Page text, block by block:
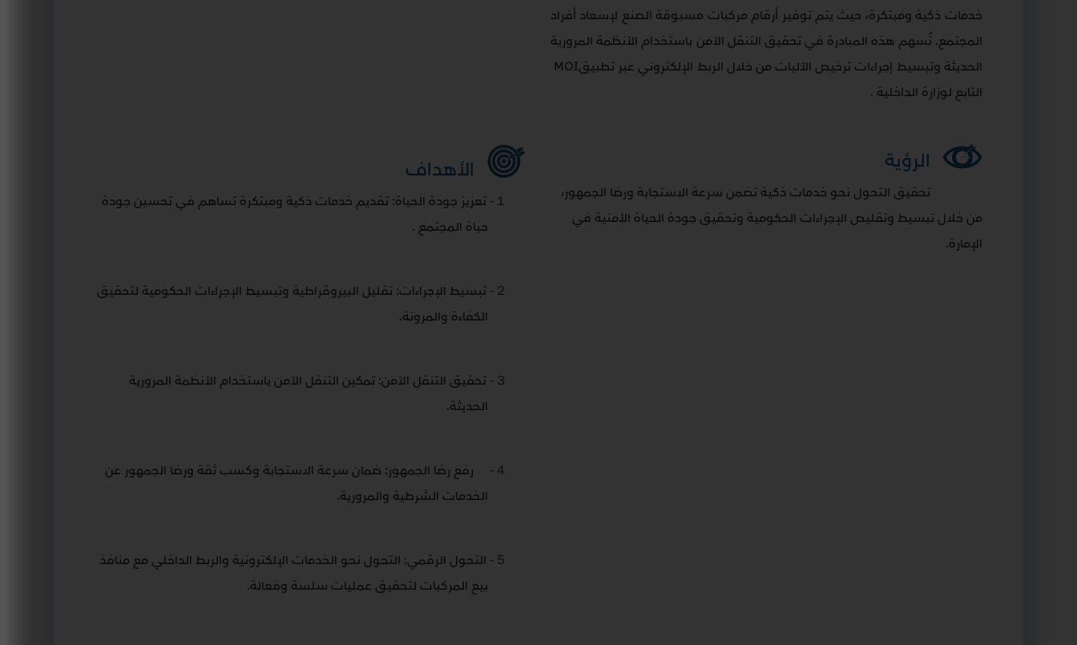
خدمات ذكية ومبتكرة، حيث يتم توفير أرقام مركبات مسبوقة الصنع لإسعاد أفراد
المجتمع. تُسهم هذه المبادرة في تحقيق التنقل الآمن باستخدام الأنظمة المرورية
الحديثة وتبسيط إجراءات ترخيص الآليات من خلال الربط الإلكتروني عبر تطبيقMOI
التابع لوزارة الداخلية .
الرؤية
تحقيق التحول نحو خدمات ذكية تضمن سرعة الاستجابة ورضا الجمهور،
من خلال تبسيط وتقليص الإجراءات الحكومية وتحقيق جودة الحياة الأمنية في
الإمارة.
الأهداف
１- تعزيز جودة الحياة: تقديم خدمات ذكية ومبتكرة تساهم في تحسين جودة
حياة المجتمع .
２- تبسيط الإجراءات: تقليل البيروقراطية وتبسيط الإجراءات الحكومية لتحقيق
الكفاءة والمرونة.
３- تحقيق التنقل الآمن: تمكين التنقل الآمن باستخدام الأنظمة المرورية
الحديثة.
４-
رفع رضا الجمهور: ضمان سرعة الاستجابة وكسب ثقة ورضا الجمهور عن
الخدمات الشرطية والمرورية.
５-
التحول الرقمي: التحول نحو الخدمات الإلكترونية والربط الداخلي مع منافذ
بيع المركبات لتحقيق عمليات سلسة وفعالة.